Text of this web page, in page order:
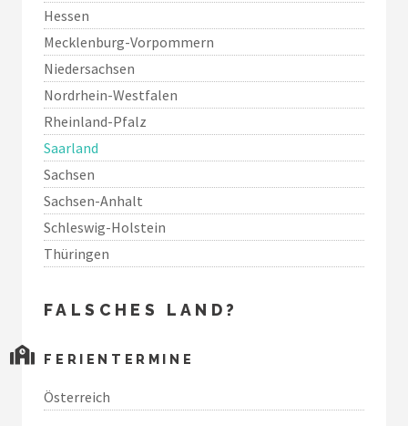
Hessen
Mecklenburg-Vorpommern
Niedersachsen
Nordrhein-Westfalen
Rheinland-Pfalz
Saarland
Sachsen
Sachsen-Anhalt
Schleswig-Holstein
Thüringen
FALSCHES LAND?
FERIENTERMINE
Österreich